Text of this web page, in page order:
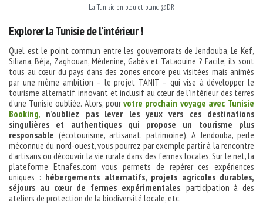
La Tunisie en bleu et blanc @DR
Explorer la Tunisie de l’intérieur !
Quel est le point commun entre les gouvernorats de Jendouba, Le Kef,
Siliana, Béja, Zaghouan, Médenine, Gabès et Tataouine ? Facile, ils sont
tous au cœur du pays dans des zones encore peu visitées mais animés
par une même ambition – le projet TANIT – qui vise à développer le
tourisme alternatif, innovant et inclusif au cœur de l’intérieur des terres
d’une Tunisie oubliée. Alors, pourvotre prochain voyage avec Tunisie
Booking, n’oubliez pas lever les yeux vers ces destinations
singulières et authentiques qui propose un tourisme plus
responsable (écotourisme, artisanat, patrimoine). A Jendouba, perle
méconnue du nord-ouest, vous pourrez par exemple partir à la rencontre
d’artisans ou découvrir la vie rurale dans des fermes locales. Sur le net, la
plateforme Etnafes.com vous permets de repérer ces expériences
uniques : hébergements alternatifs, projets agricoles durables,
séjours au cœur de fermes expérimentales, participation à des
ateliers de protection de la biodiversité locale, etc.